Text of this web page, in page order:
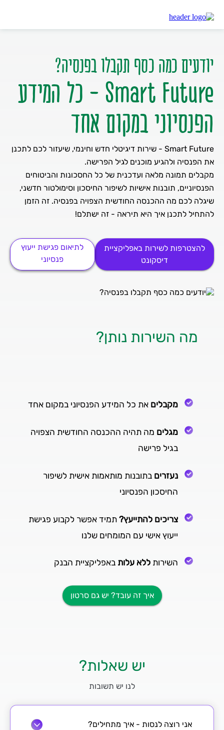
דיסקונט SMART FUTURE
יודעים כמה כסף תקבלו בפנסיה?
Smart Future - כל המידע
הפנסיוני במקום אחד
Smart Future - שירות דיגיטלי חדש וחינמי, שיעזור לכם לתכנן
את הפנסיה ולהגיע מוכנים לגיל הפרישה.
מקבלים תמונה מלאה ועדכנית של כל החסכונות והביטוחים
הפנסיוניים, תובנות אישיות לשיפור החיסכון וסימוּלטור חדשני,
שיגלה לכם מה ההכנסה החודשית הצפויה בפנסיה. זה הזמן
להתחיל לתכנן איך היא תיראה - זה ישתלם!
להצטרפות לשירות באפליקציית
דיסקונט
לתיאום פגישת ייעוץ
פנסיוני
מה השירות נותן?
מקבלים את כל המידע הפנסיוני במקום אחד
מגלים מה תהיה ההכנסה החודשית הצפויה
בגיל פרישה
נעזרים בתובנות מותאמות אישית לשיפור
החיסכון הפנסיוני
צריכים להתייעץ? תמיד אפשר לקבוע פגישת
ייעוץ אישי עם המומחים שלנו
השירות ללא עלות באפליקציית הבנק
איך זה עובד? יש גם סרטון
יש שאלות?
לנו יש תשובות
אני רוצה לנסות - איך מתחילים?